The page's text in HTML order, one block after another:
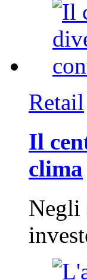
Retail
Il
clima
Negli